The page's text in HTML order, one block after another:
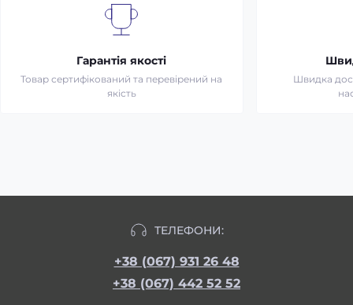
Гарантія якості
Товар сертифікований та перевірений на
якість
Швидка
ТЕЛЕФОНИ:
+38 (067) 931 26 48
+38 (067) 442 52 52